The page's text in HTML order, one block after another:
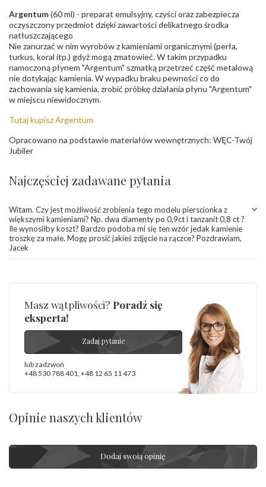
Argentum(60 ml) - preparat emulsyjny, czyści oraz zabezpiecza
oczyszczony przedmiot dzięki zawartości delikatnego środka
natłuszczającego
Nie zanurzać w nim wyrobów z kamieniami organicznymi (perła,
turkus, koral itp.) gdyż mogą zmatowieć. W takim przypadku
namoczoną płynem "Argentum" szmatką przetrzeć część metalową
nie dotykając kamienia. W wypadku braku pewności co do
zachowania się kamienia, zrobić próbkę działania płynu "Argentum"
w miejscu niewidocznym.
Tutaj kupisz Argentum
Opracowano na podstawie materiałów wewnętrznych: WĘC-Twój
Jubiler
Najczęściej zadawane pytania
Witam. Czy jest możliwość zrobienia tego modelu pierscionka z
większymi kamieniami? Np. dwa diamenty po 0,9ct i tanzanit 0,8 ct ?
Ile wynosiłby koszt? Bardzo podoba mi się ten wzór jedak kamienie
troszkę za małe. Mogę prosić jakieś zdjęcie na rączce? Pozdrawiam,
Jacek
Masz wątpliwości? Poradź się
eksperta!
Zadaj pytanie
lub zadzwoń
+48 530 788 401, +48 12 65 11 473
Opinie naszych klientów
Dodaj swoją opinię